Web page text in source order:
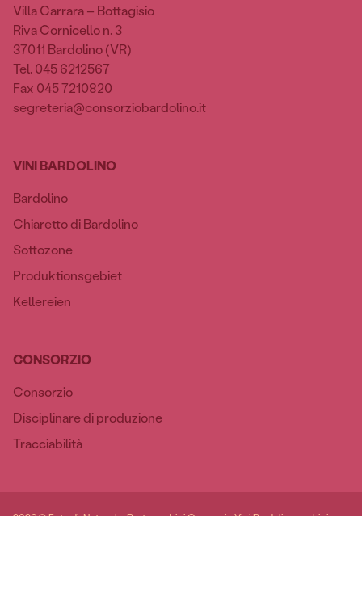
Villa Carrara – Bottagisio
Riva Cornicello n. 3
37011 Bardolino (VR)
Tel. 045 6212567
Fax 045 7210820
segreteria@consorziobardolino.it
VINI BARDOLINO
Bardolino
Chiaretto di Bardolino
Sottozone
Produktionsgebiet
Kellereien
CONSORZIO
Consorzio
Disciplinare di produzione
Tracciabilità
2026 © Foto di: Natascha Berto, archivi Consorzio Vini Bardolino, archivi